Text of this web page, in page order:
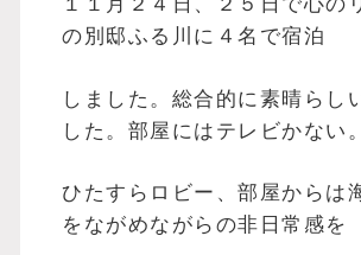
の別邸ふる川に４名で宿泊
しました。総合的に素晴らし
した。部屋にはテレビかない。
ひたすらロビー、部屋からは
をながめながらの非日常感を